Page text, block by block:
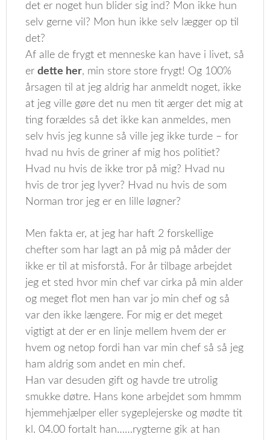
det er noget hun blider sig ind? Mon ikke hun
selv gerne vil? Mon hun ikke selv lægger op til
det?
Af alle de frygt et menneske kan have i livet, så
erdette her, min store store frygt! Og 100%
årsagen til at jeg aldrig har anmeldt noget, ikke
at jeg ville gøre det nu men tit ærger det mig at
ting forældes så det ikke kan anmeldes, men
selv hvis jeg kunne så ville jeg ikke turde – for
hvad nu hvis de griner af mig hos politiet?
Hvad nu hvis de ikke tror på mig? Hvad nu
hvis de tror jeg lyver? Hvad nu hvis de som
Norman tror jeg er en lille løgner?
Men fakta er, at jeg har haft 2 forskellige
chefter som har lagt an på mig på måder der
ikke er til at misforstå. For år tilbage arbejdet
jeg et sted hvor min chef var cirka på min alder
og meget flot men han var jo min chef og så
var den ikke længere. For mig er det meget
vigtigt at der er en linje mellem hvem der er
hvem og netop fordi han var min chef så så jeg
ham aldrig som andet en min chef.
Han var desuden gift og havde tre utrolig
smukke døtre. Hans kone arbejdet som hmmm
hjemmehjælper eller sygeplejerske og mødte tit
kl. 04.00 fortalt han……rygterne gik at han